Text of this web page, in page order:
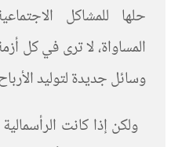
حلها للمشاكل
المساواة، لا ترى في
وسائل جديدة لتوليد
ولكن إذا كانت